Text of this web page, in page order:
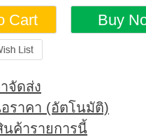
จัดส่ง
ราคา (อัตโนมัติ)
ค้ารายการนี้